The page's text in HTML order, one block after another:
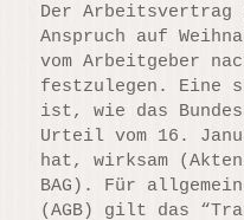
Der Arbeitsvertrag
Anspruch auf
vom Arbeitgeber
festzulegen. Eine
ist, wie das
Urteil vom 16.
hat, wirksam
BAG). Für
(AGB) gilt das